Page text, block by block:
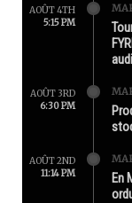
AOÛT 4TH
5:15 PM
AOÛT 3RD
6:30 PM
AOÛT 2ND
11:14 PM
En